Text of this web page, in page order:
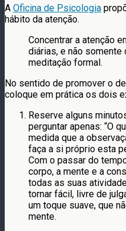
A Oficina de Psicologia
hábito da atenção.
Concentrar a atenção
diárias, e não
meditação formal.
No sentido de promover o
coloque em prática os dois
Reserve alguns
perguntar apenas: “O
medida que a
faça a si próprio esta
Com o passar do
corpo, a mente e a
todas as suas
tornar fácil, livre de
um toque suave, que
mente.